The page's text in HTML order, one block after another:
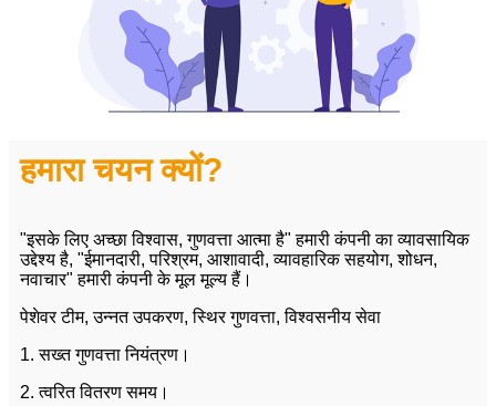
हमारा चयन क्यों?
"इसके लिए अच्छा विश्वास, गुणवत्ता आत्मा है" हमारी कंपनी का व्यावसायिक
उद्देश्य है, "ईमानदारी, परिश्रम, आशावादी, व्यावहारिक सहयोग, शोधन,
नवाचार" हमारी कंपनी के मूल मूल्य हैं।
पेशेवर टीम, उन्नत उपकरण, स्थिर गुणवत्ता, विश्वसनीय सेवा
1. सख्त गुणवत्ता नियंत्रण।
2. त्वरित वितरण समय।